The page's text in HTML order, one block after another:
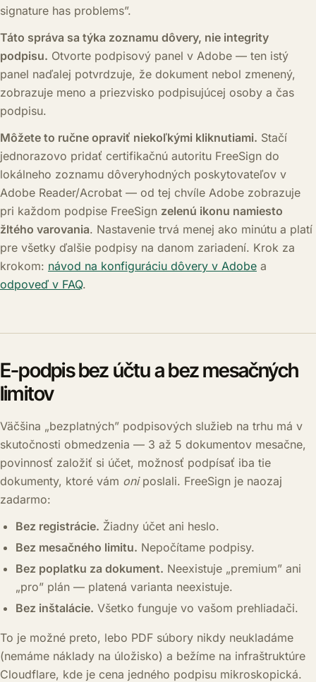
signature has problems”.
Táto správa sa týka zoznamu dôvery, nie integrity
podpisu. Otvorte podpisový panel v Adobe — ten istý
panel naďalej potvrdzuje, že dokument nebol zmenený,
zobrazuje meno a priezvisko podpisujúcej osoby a čas
podpisu.
Môžete to ručne opraviť niekoľkými kliknutiami. Stačí
jednorazovo pridať certifikačnú autoritu FreeSign do
lokálneho zoznamu dôveryhodných poskytovateľov v
Adobe Reader/Acrobat — od tej chvíle Adobe zobrazuje
pri každom podpise FreeSign zelenú ikonu namiesto
žltého varovania. Nastavenie trvá menej ako minútu a platí
pre všetky ďalšie podpisy na danom zariadení. Krok za
krokom: návod na konfiguráciu dôvery v Adobe a
odpoveď v FAQ.
E-podpis bez účtu a bez mesačných
limitov
Väčšina „bezplatných” podpisových služieb na trhu má v
skutočnosti obmedzenia — 3 až 5 dokumentov mesačne,
povinnosť založiť si účet, možnosť podpísať iba tie
dokumenty, ktoré vám oniposlali. FreeSign je naozaj
zadarmo:
Bez registrácie. Žiadny účet ani heslo.
Bez mesačného limitu. Nepočítame podpisy.
Bez poplatku za dokument. Neexistuje „premium” ani
„pro” plán — platená varianta neexistuje.
Bez inštalácie. Všetko funguje vo vašom prehliadači.
To je možné preto, lebo PDF súbory nikdy neukladáme
(nemáme náklady na úložisko) a bežíme na infraštruktúre
Cloudflare, kde je cena jedného podpisu mikroskopická.